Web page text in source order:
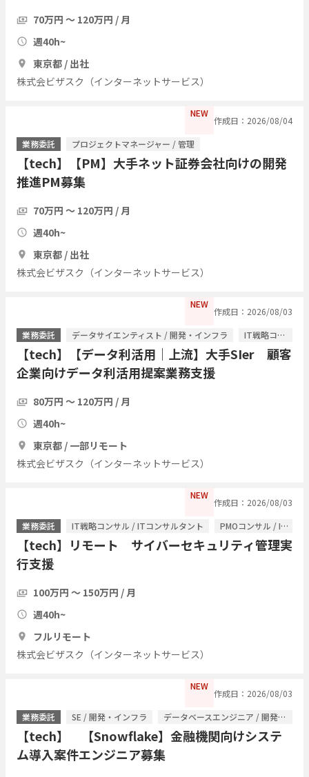
70万円 〜 120万円 / 月
週40h~
東京都 / 出社
株式会ビザスク（インターネットサービス）
NEW
作成日：2026/08/04
業務委託
プロジェクトマネージャー / 管理
【tech】【PM】大手ネット証券会社向けの開発
推進PM募集
70万円 〜 120万円 / 月
週40h~
東京都 / 出社
株式会ビザスク（インターネットサービス）
NEW
作成日：2026/08/03
業務委託
データサイエンティスト / 開発・インフラ IT戦略コンサル / ITコンサルタント
【tech】【データ利活用｜上流】大手SIer 顧客
企業向けデータ利活用提案業務支援
80万円 〜 120万円 / 月
週40h~
東京都 / 一部リモート
株式会ビザスク（インターネットサービス）
NEW
作成日：2026/08/03
業務委託
IT戦略コンサル / ITコンサルタント PMOコンサル / ITコンサルタント
【tech】リモート サイバーセキュリティ管理実
行支援
100万円 〜 150万円 / 月
週40h~
フルリモート
株式会ビザスク（インターネットサービス）
NEW
作成日：2026/08/03
業務委託
SE / 開発・インフラ データベースエンジニア / 開発・インフラ
【tech】 【Snowflake】金融機関向けシステ
ム導入案件エンジニア募集